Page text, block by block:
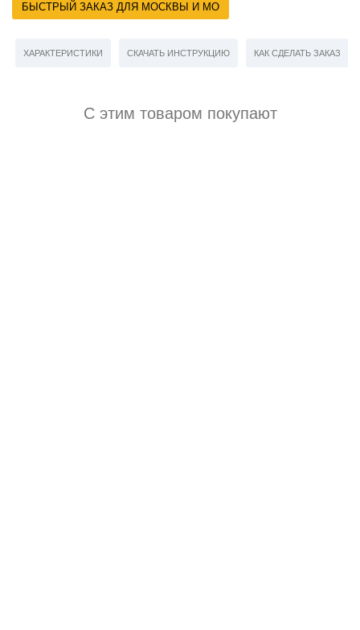
БЫСТРЫЙ ЗАКАЗ ДЛЯ МОСКВЫ И МО
ХАРАКТЕРИСТИКИ СКАЧАТЬ ИНСТРУКЦИЮ КАК СДЕЛАТЬ ЗАКАЗ
С этим товаром покупают